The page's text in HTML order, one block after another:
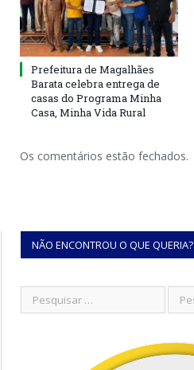
Prefeitura de Magalhães
Barata celebra entrega de
casas do Programa Minha
Casa, Minha Vida Rural
Os comentários estão fechados.
NÃO ENCONTROU O QUE QUERIA?